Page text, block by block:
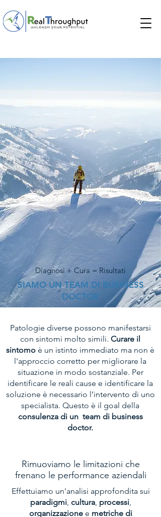
Diagnosi + Cura = Risultati
SIAMO UN TEAM DI BUSINESS
DOCTOR
Patologie diverse possono manifestarsi
con sintomi molto simili. Curare il
sintomo è un istinto immediato ma non è
l'approccio corretto per migliorare la
situazione in modo sostanziale. Per
identificare le reali cause e identificare la
soluzione è necessario l’intervento di uno
specialista. Questo è il goal della
consulenza di un team di business
doctor.
Rimuoviamo le limitazioni che
frenano le performance aziendali
Effettuiamo un'analisi approfondita sui
paradigmi, cultura, processi,
organizzazione e metriche di